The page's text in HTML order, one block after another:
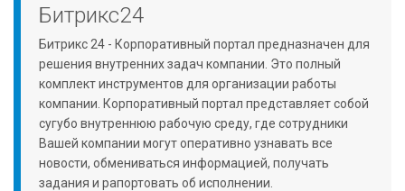
Битрикс24
Битрикс 24 - Корпоративный портал предназначен для
решения внутренних задач компании. Это полный
комплект инструментов для организации работы
компании. Корпоративный портал представляет собой
сугубо внутреннюю рабочую среду, где сотрудники
Вашей компании могут оперативно узнавать все
новости, обмениваться информацией, получать
задания и рапортовать об исполнении.